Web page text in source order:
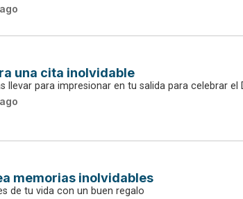
una cita inolvidable
llevar para impresionar en tu salida para celebrar el
memorias inolvidables
de tu vida con un buen regalo